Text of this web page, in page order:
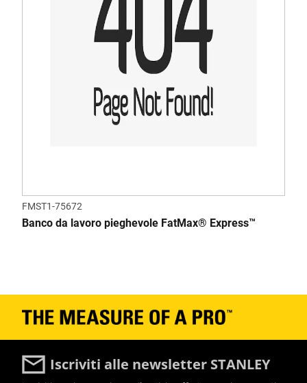
FMST1-75672
Banco da lavoro pieghevole FatMax® Express™
Iscriviti alle newsletter STANLEY